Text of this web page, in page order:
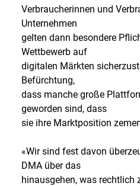
Verbraucherinnen und
Unternehmen
gelten dann besondere
Wettbewerb auf
digitalen Märkten
Befürchtung,
dass manche große
geworden sind, dass
sie ihre Marktposition
«Wir sind fest davon
DMA über das
hinausgehen, was rechtlich